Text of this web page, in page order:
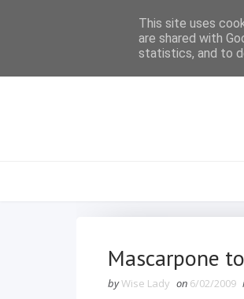
Mascarpone
byWise Lady on 6/02/2009
This site uses
are shared with
statistics, and to